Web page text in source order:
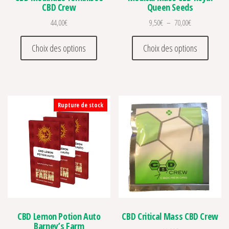
CBD Crew
44,00€
Choix des options
Ce produit a plusieurs variations. Les
Queen Seeds
9,50€ – 70,00€Plage de prix
Choix des options
Ce
Rupture de stock
CBD Lemon Potion Auto
Barney’s Farm
CBD Critical Mass CBD Crew